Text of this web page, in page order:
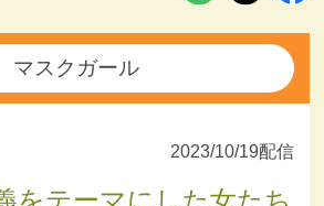
マスクガール
2023/10/19配信